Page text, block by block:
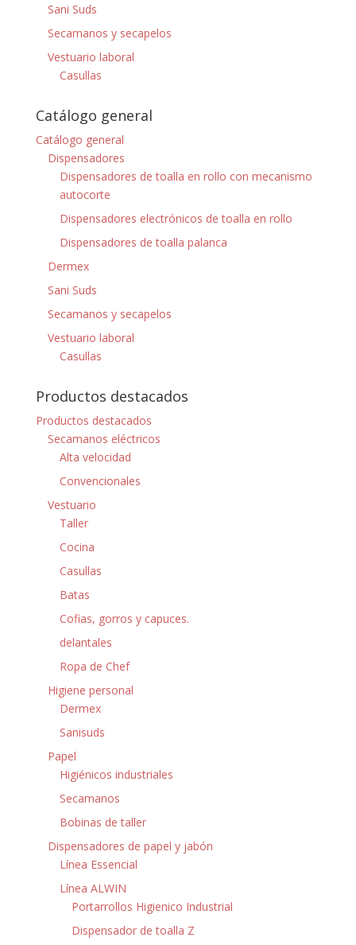
Sani Suds
Secamanos y secapelos
Vestuario laboral
Casullas
Catálogo general
Catálogo general
Dispensadores
Dispensadores de toalla en rollo con mecanismo
autocorte
Dispensadores electrónicos de toalla en rollo
Dispensadores de toalla palanca
Dermex
Sani Suds
Secamanos y secapelos
Vestuario laboral
Casullas
Productos destacados
Productos destacados
Secamanos eléctricos
Alta velocidad
Convencionales
Vestuario
Taller
Cocina
Casullas
Batas
Cofias, gorros y capuces.
delantales
Ropa de Chef
Higiene personal
Dermex
Sanisuds
Papel
Higiénicos industriales
Secamanos
Bobinas de taller
Dispensadores de papel y jabón
Línea Essencial
Línea ALWIN
Portarrollos Higienico Industrial
Dispensador de toalla Z